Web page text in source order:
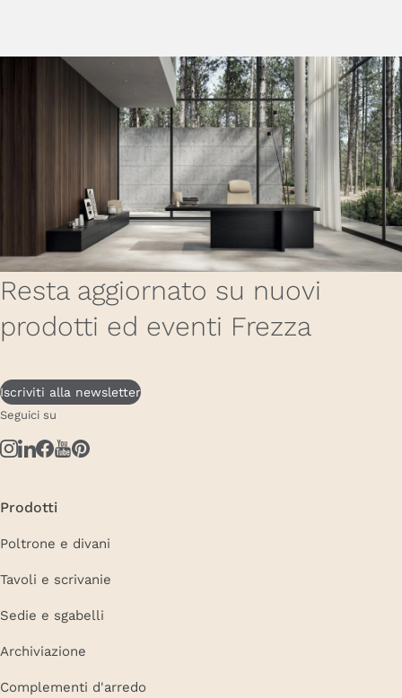
Resta aggiornato su nuovi
prodotti ed eventi Frezza
Iscriviti alla newsletter
Seguici su
Prodotti
Poltrone e divani
Tavoli e scrivanie
Sedie e sgabelli
Archiviazione
Complementi d'arredo